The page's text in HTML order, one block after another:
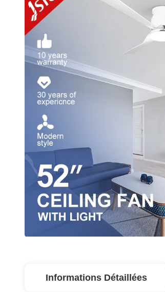
Informations Détaillées